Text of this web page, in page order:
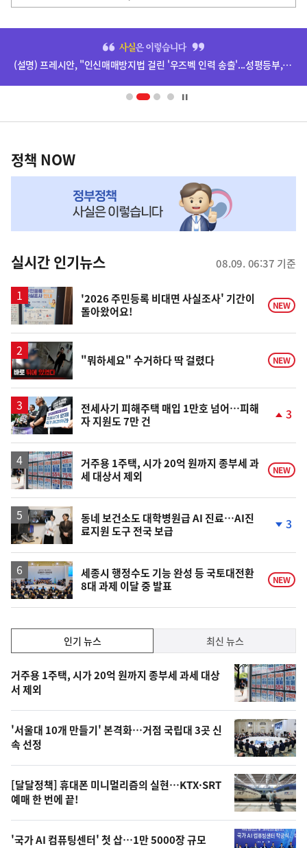
영
(설명) 프레시안, "인신매매방지법 걸린 '우즈벡 인력 송출'...성평등부,노동·법무부에 개선 요청" 관련
책
NOW,
뉴
스
정책 NOW
실시간 인기뉴스 08.09. 06:37 기준
'2026 주민등록 비대면 사실조사' 기간이
돌아왔어요!
NEW
영
상
"뭐하세요" 수거하다 딱 걸렸다 NEW
전세사기 피해주택 매입 1만호 넘어…피해
자 지원도 7만 건
상
승
3
거주용 1주택, 시가 20억 원까지 종부세 과
세 대상서 제외
NEW
동네 보건소도 대학병원급 AI 진료…AI진
료지원 도구 전국 보급
하
락
3
세종시 행정수도 기능 완성 등 국토대전환
8대 과제 이달 중 발표
NEW
기,
최
신,
오
늘
의
영
상
인기 뉴스 최신 뉴스
인
기
뉴
스
거주용 1주택, 시가 20억 원까지 종부세 과세 대상
서 제외
'서울대 10개 만들기' 본격화…거점 국립대 3곳 신
속 선정
[달달정책] 휴대폰 미니멀리즘의 실현…KTX·SRT
예매 한 번에 끝!
'국가 AI 컴퓨팅센터' 첫 삽…1만 5000장 규모